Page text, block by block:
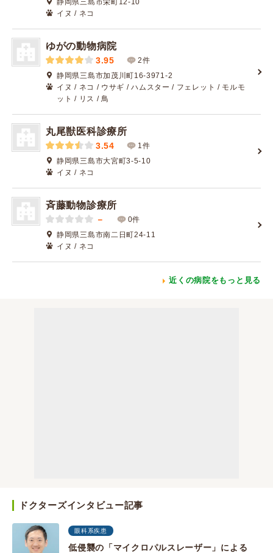
静岡県三島市栄町12-10
イヌ / ネコ
ゆがの動物病院
3.95
2件
静岡県三島市加茂川町16-3971-2
イヌ / ネコ / ウサギ / ハムスター / フェレット / モルモ
ット / リス / 鳥
丸尾獣医科診療所
3.54
1件
静岡県三島市大宮町3-5-10
イヌ / ネコ
斉藤動物診療所
－
0件
静岡県三島市南二日町24-11
イヌ / ネコ
近くの病院をもっと見る
ドクターズインタビュー記事
眼科系疾患
低侵襲の「マイクロパルスレーザー」による